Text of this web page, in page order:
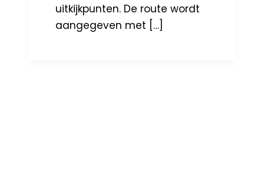
uitkijkpunten. De route wordt
aangegeven met […]